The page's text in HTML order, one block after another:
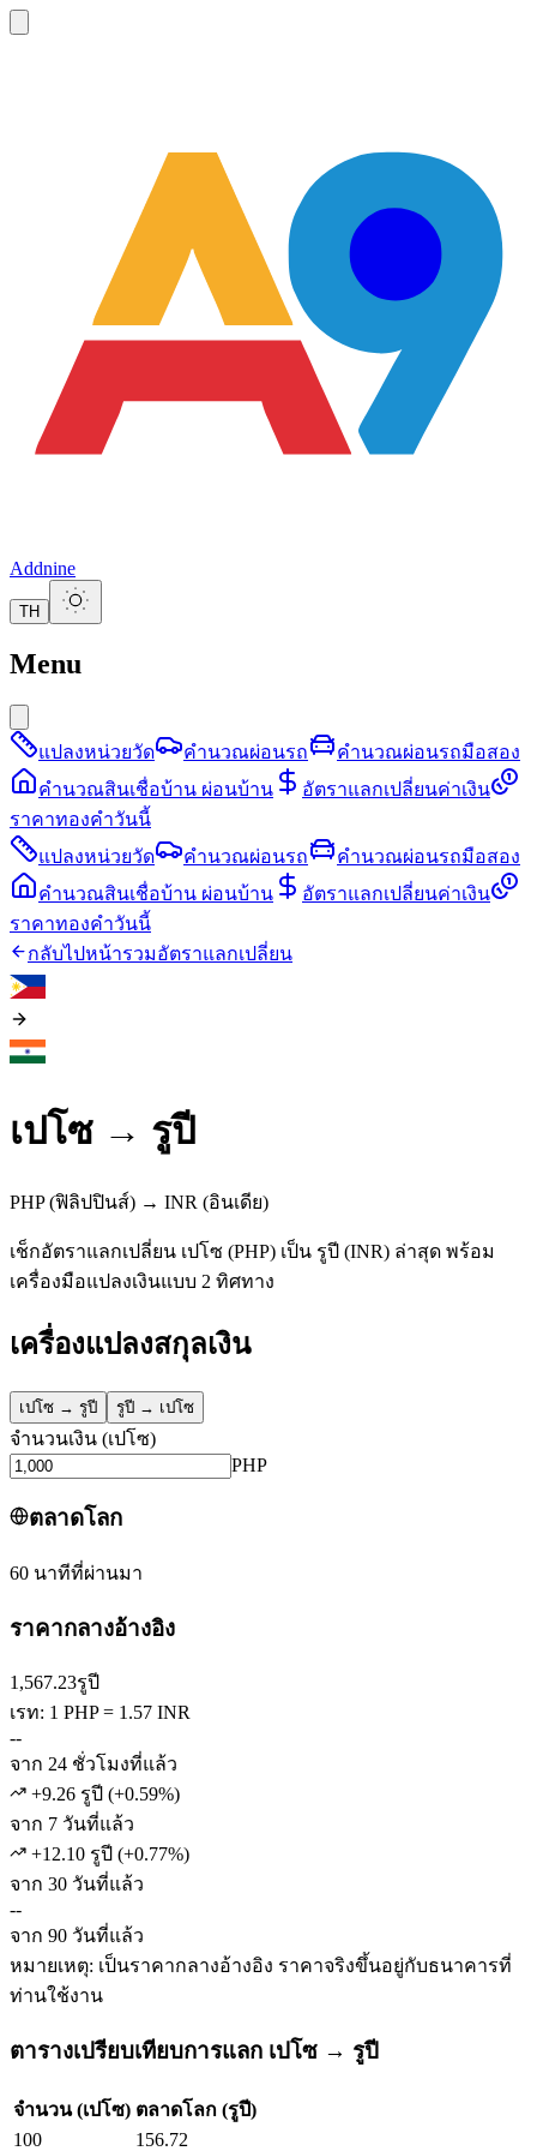
Addnine
TH
Menu
แปลงหน่วยวัด คำนวณผ่อนรถ
คำนวณผ่อนรถมือสอง
คำนวณสินเชื่อบ้าน ผ่อนบ้าน
อัตราแลกเปลี่ยนค่าเงิน
ราคาทองคำวันนี้
แปลงหน่วยวัด
คำนวณผ่อนรถ
คำนวณผ่อนรถมือสอง
คำนวณสินเชื่อบ้าน ผ่อนบ้าน
อัตราแลกเปลี่ยนค่าเงิน
ราคาทองคำวันนี้
กลับไปหน้ารวมอัตราแลกเปลี่ยน
เปโซ → รูปี
PHP(ฟิลิปปินส์) → INR (อินเดีย)
เช็กอัตราแลกเปลี่ยน เปโซ (PHP) เป็น รูปี (INR) ล่าสุด พร้อม
เครื่องมือแปลงเงินแบบ 2 ทิศทาง
เครื่องแปลงสกุลเงิน
เปโซ → รูปี รูปี → เปโซ
จำนวนเงิน (เปโซ)
PHP
ตลาดโลก
60 นาทีที่ผ่านมา
ราคากลางอ้างอิง
1,567.23รูปี
เรท: 1 PHP = 1.57 INR
--
จาก 24 ชั่วโมงที่แล้ว
+9.26 รูปี (+0.59%)
จาก 7 วันที่แล้ว
+12.10 รูปี (+0.77%)
จาก 30 วันที่แล้ว
--
จาก 90 วันที่แล้ว
หมายเหตุ: เป็นราคากลางอ้างอิง ราคาจริงขึ้นอยู่กับธนาคารที่
ท่านใช้งาน
ตารางเปรียบเทียบการแลก เปโซ → รูปี
จำนวน (เปโซ) ตลาดโลก (รูปี)
100
156.72